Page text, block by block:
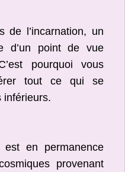
de l’incarnation, un
d’un point de vue
pourquoi vous
tout ce qui se
inférieurs.
en permanence
provenant